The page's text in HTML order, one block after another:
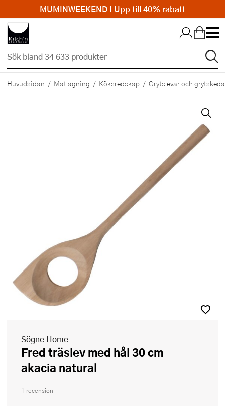
Hopp till huvudinnehållet
Huvudsidan Matlagning Köksredskap Grytslevar och
Sögne Home
Fred träslev med hål 30 cm
akacia natural
1 recension
MUMINWEEKEND I Upp till 40% rabatt